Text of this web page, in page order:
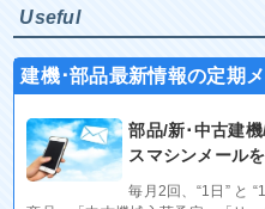
Useful
建機･部品最新情報の定期
部品/新･中古建
スマシンメール
毎月2回、“1日” と